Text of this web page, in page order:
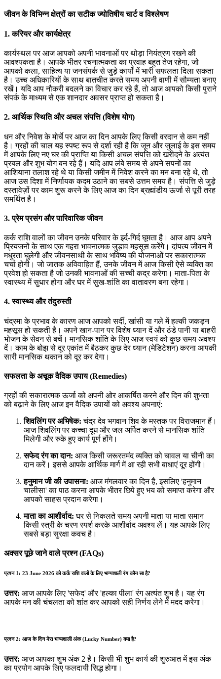
जीवन के विभिन्न क्षेत्रों का सटीक ज्योतिषीय चार्ट व विश्लेषण
1. करियर और कार्यक्षेत्र
कार्यस्थल पर आज आपको अपनी भावनाओं पर थोड़ा नियंत्रण रखने की
आवश्यकता है। आपके भीतर रचनात्मकता का प्रवाह बहुत तेज रहेगा, जो
आपको कला, साहित्य या जनसंपर्क से जुड़े कार्यों में भारी सफलता दिला सकता
है। उच्च अधिकारियों के साथ बातचीत करते समय अपनी वाणी में सौम्यता बनाए
रखें। यदि आप नौकरी बदलने का विचार कर रहे हैं, तो आज आपको किसी पुराने
संपर्क के माध्यम से एक शानदार अवसर प्राप्त हो सकता है।
2. आर्थिक स्थिति और अचल संपत्ति (विशेष योग)
धन और निवेश के मोर्चे पर आज का दिन आपके लिए किसी वरदान से कम नहीं
है। ग्रहों की चाल यह स्पष्ट रूप से दर्शा रही है कि जून और जुलाई के इस समय
में आपके लिए नए घर की प्राप्ति या किसी अचल संपत्ति को खरीदने के अत्यंत
प्रबल और शुभ योग बन रहे हैं। यदि आप लंबे समय से अपने सपनों का
आशियाना तलाश रहे थे या किसी जमीन में निवेश करने का मन बना रहे थे, तो
आज उस दिशा में निर्णायक कदम उठाने का सबसे उत्तम समय है। संपत्ति से जुड़े
दस्तावेज़ों पर काम शुरू करने के लिए आज का दिन ब्रह्मांडीय ऊर्जा से पूरी तरह
समर्थित है।
3. प्रेम प्रसंग और पारिवारिक जीवन
कर्क राशि वालों का जीवन उनके परिवार के इर्द-गिर्द घूमता है। आज आप अपने
प्रियजनों के साथ एक गहरा भावनात्मक जुड़ाव महसूस करेंगे। दांपत्य जीवन में
मधुरता घुलेगी और जीवनसाथी के साथ भविष्य की योजनाओं पर सकारात्मक
चर्चा होगी। जो जातक अविवाहित हैं, उनके जीवन में आज किसी ऐसे व्यक्ति का
प्रवेश हो सकता है जो उनकी भावनाओं की सच्ची कद्र करेगा। माता-पिता के
स्वास्थ्य में सुधार होगा और घर में सुख-शांति का वातावरण बना रहेगा।
4. स्वास्थ्य और तंदुरुस्ती
चंद्रमा के प्रभाव के कारण आज आपको सर्दी, खांसी या गले में हल्की जकड़न
महसूस हो सकती है। अपने खान-पान पर विशेष ध्यान दें और ठंडे पानी या बाहरी
भोजन के सेवन से बचें। मानसिक शांति के लिए आज स्वयं को कुछ समय अवश्य
दें। काम के बोझ से दूर एकांत में बैठकर कुछ देर ध्यान (मेडिटेशन) करना आपकी
सारी मानसिक थकान को दूर कर देगा।
सफलता के अचूक वैदिक उपाय (Remedies)
ग्रहों की सकारात्मक ऊर्जा को अपनी ओर आकर्षित करने और दिन की शुभता
को बढ़ाने के लिए आज इन वैदिक उपायों को अवश्य अपनाएं:
शिवलिंग पर अभिषेक: चंद्र देव भगवान शिव के मस्तक पर विराजमान हैं।
आज शिवलिंग पर कच्चा दूध और जल अर्पित करने से मानसिक शांति
मिलेगी और रुके हुए कार्य पूर्ण होंगे।
सफेद रंग का दान: आज किसी जरूरतमंद व्यक्ति को चावल या चीनी का
दान करें। इससे आपके आर्थिक मार्ग में आ रही सभी बाधाएं दूर होंगी।
हनुमान जी की उपासना: आज मंगलवार का दिन है, इसलिए 'हनुमान
चालीसा' का पाठ करना आपके भीतर छिपे हुए भय को समाप्त करेगा और
आपको साहस प्रदान करेगा।
माता का आशीर्वाद: घर से निकलते समय अपनी माता या माता समान
किसी स्त्री के चरण स्पर्श करके आशीर्वाद अवश्य लें। यह आपके लिए
सबसे बड़ा सुरक्षा कवच है।
अक्सर पूछे जाने वाले प्रश्न (FAQs)
प्रश्न 1: 23 June 2026 को कर्क राशि वालों के लिए भाग्यशाली रंग कौन सा है?
उत्तर: आज आपके लिए 'सफेद' और 'हल्का पीला' रंग अत्यंत शुभ है। यह रंग
आपके मन की चंचलता को शांत कर आपको सही निर्णय लेने में मदद करेगा।
प्रश्न 2: आज के दिन मेरा भाग्यशाली अंक (Lucky Number) क्या है?
उत्तर: आज आपका शुभ अंक 2 है। किसी भी शुभ कार्य की शुरुआत में इस अंक
का प्रयोग आपके लिए फलदायी सिद्ध होगा।